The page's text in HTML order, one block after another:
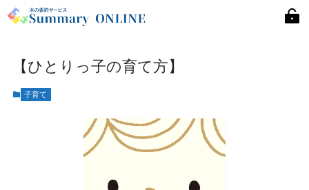
【ひとりっ子の育て方】
子育て